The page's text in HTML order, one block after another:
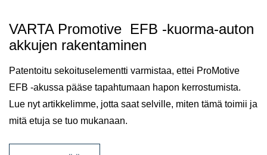
VARTA Promotive EFB -kuorma-auton
akkujen rakentaminen
Patentoitu sekoituselementti varmistaa, ettei ProMotive
EFB -akussa pääse tapahtumaan hapon kerrostumista.
Lue nyt artikkelimme, jotta saat selville, miten tämä toimii ja
mitä etuja se tuo mukanaan.